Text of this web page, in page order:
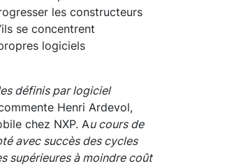
les constructeurs
se concentrent
logiciels
définis par logiciel
Henri Ardevol,
chez NXP. Au cours de
avec succès des cycles
supérieures à moindre coût